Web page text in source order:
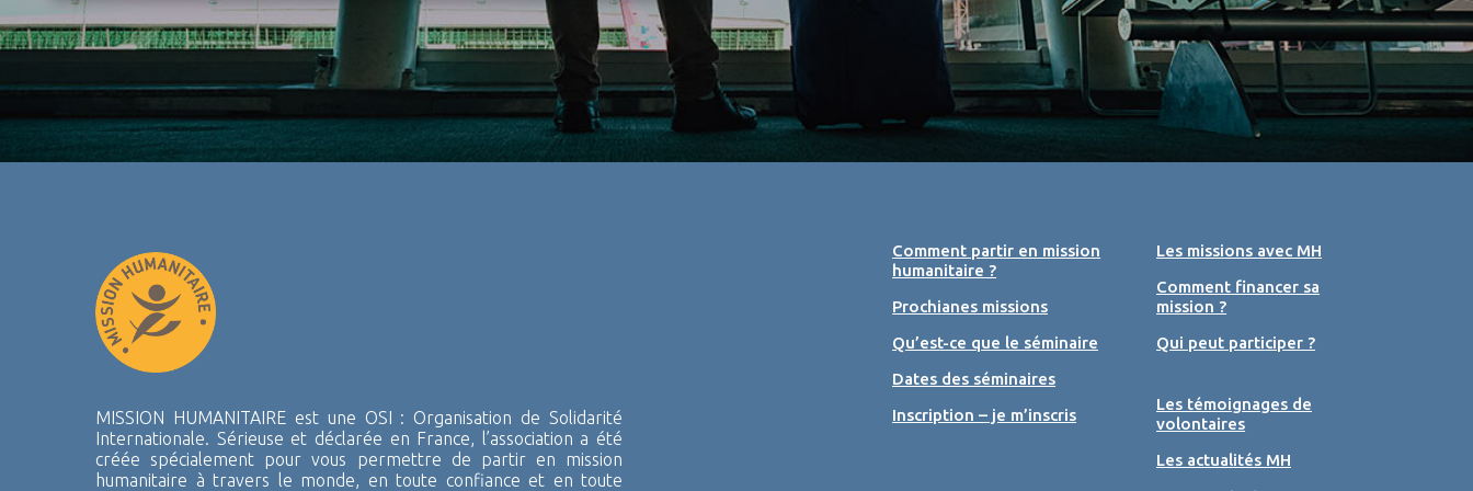
MISSION HUMANITAIRE est une OSI : Organisation de Solidarité
Internationale. Sérieuse et déclarée en France, l’association a été
créée spécialement pour vous permettre de partir en mission
humanitaire à travers le monde, en toute confiance et en toute
Comment partir en mission
humanitaire ?
Prochianes missions
Qu’est-ce que le séminaire
Dates des séminaires
Inscription – je m’inscris
Les missions avec MH
Comment financer sa
mission ?
Qui peut participer ?
Les témoignages de
volontaires
Les actualités MH